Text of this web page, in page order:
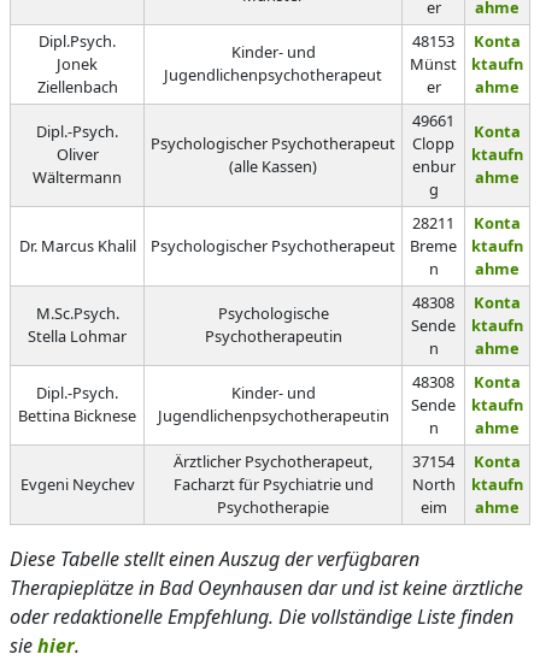
er
ahme
Dipl.Psych.
Jonek
Ziellenbach
Kinder- und
Jugendlichenpsychotherapeut
48153
Münst
er
Konta
ktaufn
ahme
Dipl.-Psych.
Oliver
Wältermann
Psychologischer Psychotherapeut
(alle Kassen)
49661
Clopp
enbur
g
Konta
ktaufn
ahme
Dr. Marcus Khalil Psychologischer Psychotherapeut
28211
Breme
n
Konta
ktaufn
ahme
M.Sc.Psych.
Stella Lohmar
Psychologische
Psychotherapeutin
48308
Sende
n
Konta
ktaufn
ahme
Dipl.-Psych.
Bettina Bicknese
Kinder- und
Jugendlichenpsychotherapeutin
48308
Sende
n
Konta
ktaufn
ahme
Evgeni Neychev
Ärztlicher Psychotherapeut,
Facharzt für Psychiatrie und
Psychotherapie
37154
North
eim
Konta
ktaufn
ahme
Diese Tabelle stellt einen Auszug der verfügbaren
Therapieplätze in Bad Oeynhausen dar und ist keine ärztliche
oder redaktionelle Empfehlung. Die vollständige Liste finden
siehier.